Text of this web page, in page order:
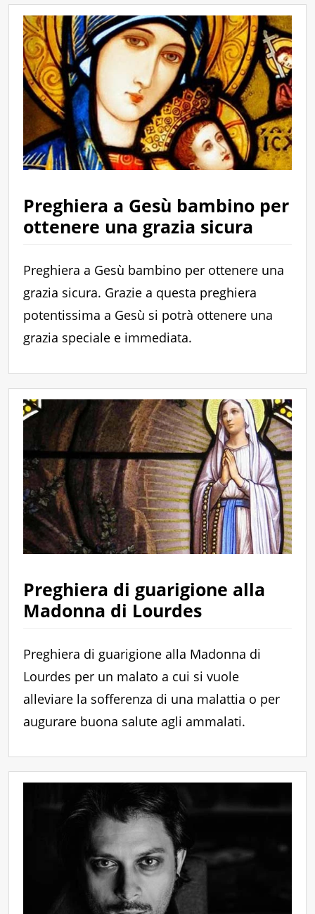
Preghiera a Gesù bambino per
ottenere una grazia sicura
Preghiera a Gesù bambino per ottenere una
grazia sicura. Grazie a questa preghiera
potentissima a Gesù si potrà ottenere una
grazia speciale e immediata.
Preghiera di guarigione alla
Madonna di Lourdes
Preghiera di guarigione alla Madonna di
Lourdes per un malato a cui si vuole
alleviare la sofferenza di una malattia o per
augurare buona salute agli ammalati.